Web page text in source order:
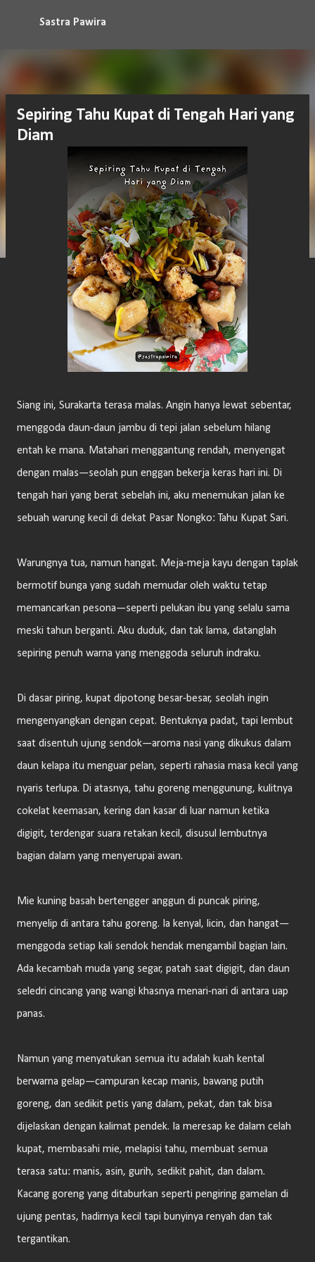
Langsung ke konten utama
Sastra Pawira
Sepiring Tahu Kupat di Tengah Hari yang
Diam
Siang ini, Surakarta terasa malas. Angin hanya lewat sebentar,
menggoda daun-daun jambu di tepi jalan sebelum hilang
entah ke mana. Matahari menggantung rendah, menyengat
dengan malas—seolah pun enggan bekerja keras hari ini. Di
tengah hari yang berat sebelah ini, aku menemukan jalan ke
sebuah warung kecil di dekat Pasar Nongko: Tahu Kupat Sari.
Warungnya tua, namun hangat. Meja-meja kayu dengan taplak
bermotif bunga yang sudah memudar oleh waktu tetap
memancarkan pesona—seperti pelukan ibu yang selalu sama
meski tahun berganti. Aku duduk, dan tak lama, datanglah
sepiring penuh warna yang menggoda seluruh indraku.
Di dasar piring, kupat dipotong besar-besar, seolah ingin
mengenyangkan dengan cepat. Bentuknya padat, tapi lembut
saat disentuh ujung sendok—aroma nasi yang dikukus dalam
daun kelapa itu menguar pelan, seperti rahasia masa kecil yang
nyaris terlupa. Di atasnya, tahu goreng menggunung, kulitnya
cokelat keemasan, kering dan kasar di luar namun ketika
digigit, terdengar suara retakan kecil, disusul lembutnya
bagian dalam yang menyerupai awan.
Mie kuning basah bertengger anggun di puncak piring,
menyelip di antara tahu goreng. Ia kenyal, licin, dan hangat—
menggoda setiap kali sendok hendak mengambil bagian lain.
Ada kecambah muda yang segar, patah saat digigit, dan daun
seledri cincang yang wangi khasnya menari-nari di antara uap
panas.
Namun yang menyatukan semua itu adalah kuah kental
berwarna gelap—campuran kecap manis, bawang putih
goreng, dan sedikit petis yang dalam, pekat, dan tak bisa
dijelaskan dengan kalimat pendek. Ia meresap ke dalam celah
kupat, membasahi mie, melapisi tahu, membuat semua
terasa satu: manis, asin, gurih, sedikit pahit, dan dalam.
Kacang goreng yang ditaburkan seperti pengiring gamelan di
ujung pentas, hadirnya kecil tapi bunyinya renyah dan tak
tergantikan.